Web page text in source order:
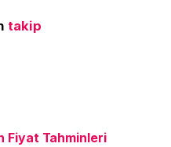
takip
Fiyat Tahminleri